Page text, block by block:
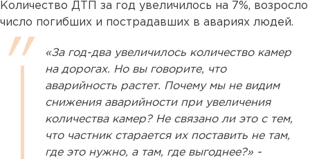
Количество ДТП за год увеличилось на 7%, возросло
число погибших и пострадавших в авариях людей.
«За год-два увеличилось количество камер
на дорогах. Но вы говорите, что
аварийность растет. Почему мы не видим
снижения аварийности при увеличения
количества камер? Не связано ли это с тем,
что частник старается их поставить не там,
где это нужно, а там, где выгоднее?» -